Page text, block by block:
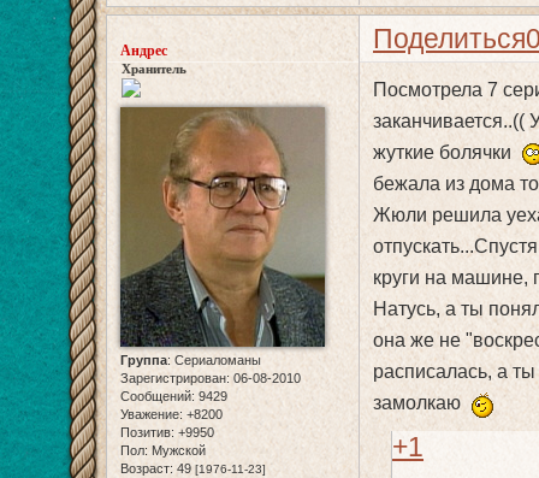
Поделиться
Андрес
Хранитель
Группа: Сериаломаны
Зарегистрирован: 06-08-2010
Сообщений: 9429
Уважение: +8200
Позитив: +9950
Пол: Мужской
Возраст: 49 [1976-11-23]
Посмотрела 7
жуткие болячки
бежала из дома
Жюли решила
круги на машине,
Натусь, а ты
она же не
расписалась, а
замолкаю
+1